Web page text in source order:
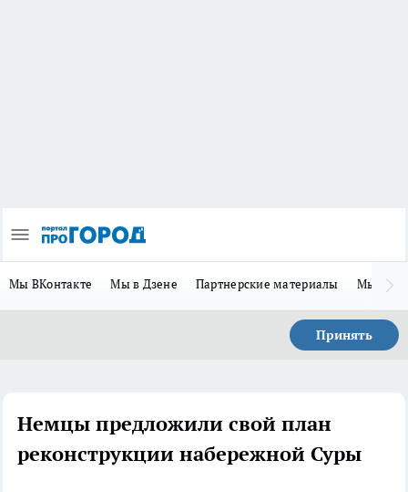
Мы ВКонтакте Мы в Дзене Партнерские материалы Мы в
Принять
Немцы предложили свой план
реконструкции набережной Суры